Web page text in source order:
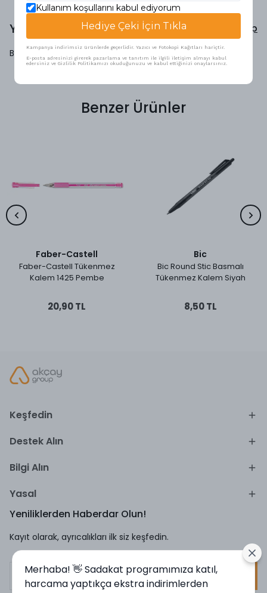
Yorumlar Yorum Yap
Bu ürün için henüz yorum yapılmamış.
Benzer Ürünler
Faber-Castell
Faber-Castell Tükenmez
Kalem 1425 Pembe
20,90 TL
Bic
Bic Round Stic Basmalı
Tükenmez Kalem Siyah
8,50 TL
Keşfedin
Destek Alın
Bilgi Alın
Yasal
Yeniliklerden Haberdar Olun!
Kayıt olarak, ayrıcalıkları ilk siz keşfedin.
Kullanım koşullarını kabul ediyorum
Hediye Çeki İçin Tıkla
Kampanya indirimsiz ürünlerde geçerlidir. Yazıcı ve Fotokopi Kağıtları hariçtir.
E-posta adresinizi girerek pazarlama ve tanıtım ile ilgili iletişim almayı kabul
edersiniz ve Gizlilik Politikamızı okuduğunuzu ve kabul ettiğinizi onaylarsınız.
Merhaba! 👋 Sadakat programımıza katıl,
harcama yaptıkça ekstra indirimlerden